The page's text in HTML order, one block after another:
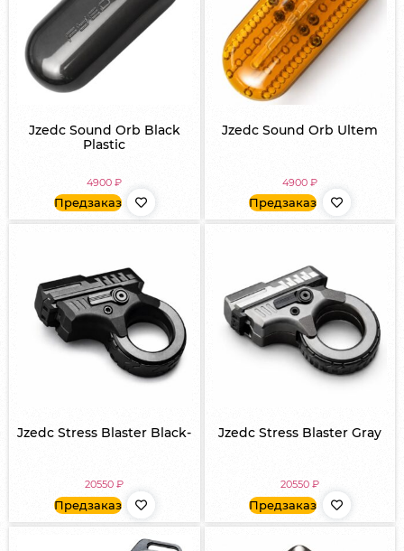
Jzedc Sound Orb Black
Plastic
4900₽
Предзаказ
Jzedc Sound Orb Ultem
4900 ₽
Предзаказ
Jzedc Stress Blaster Black-
20550₽
Предзаказ
Jzedc Stress Blaster Gray
20550 ₽
Предзаказ